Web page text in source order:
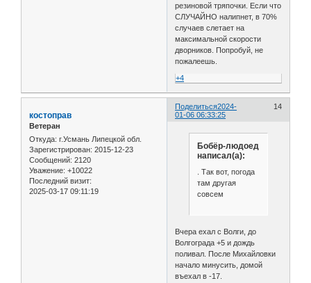
резиновой тряпочки. Если что
СЛУЧАЙНО налипнет, в 70%
случаев слетает на
максимальной скорости
дворников. Попробуй, не
пожалеешь.
+4
Поделиться 14
2024-
01-06 06:33:25
костоправ
Ветеран
Откуда: г.Усмань Липецкой обл.
Зарегистрирован: 2015-12-23
Сообщений: 2120
Уважение: +10022
Последний визит:
2025-03-17 09:11:19
Бобёр-людоед
написал(а):
. Так вот, погода
там другая
совсем
Вчера ехал с Волги, до
Волгограда +5 и дождь
поливал. После Михайловки
начало минусить, домой
въехал в -17.